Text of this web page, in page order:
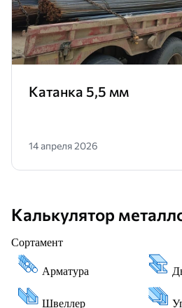
Катанка 5,5 мм
14 апреля 2026
Калькулятор